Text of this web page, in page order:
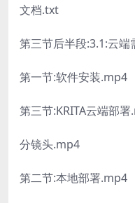
文档.txt
第三节后半段:3.1:云
第一节:软件安装.mp4
第三节:KRITA云端部
分镜头.mp4
第二节:本地部署.mp4